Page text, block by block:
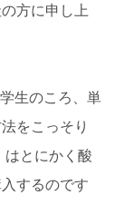
方に申し上
生のころ、単
をこっそり
はとにかく酸
するのです